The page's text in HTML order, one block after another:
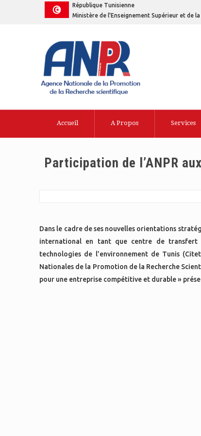
République Tunisienne
Ministère de l'Enseignement Supérieur et de
Accueil A Propos Services
Participation de l’ANPR
Dans le cadre de ses nouvelles orientations
international en tant que centre de transfert
technologies de l’environnement de Tunis
Nationales de la Promotion de la Recherche
pour une entreprise compétitive et durable »